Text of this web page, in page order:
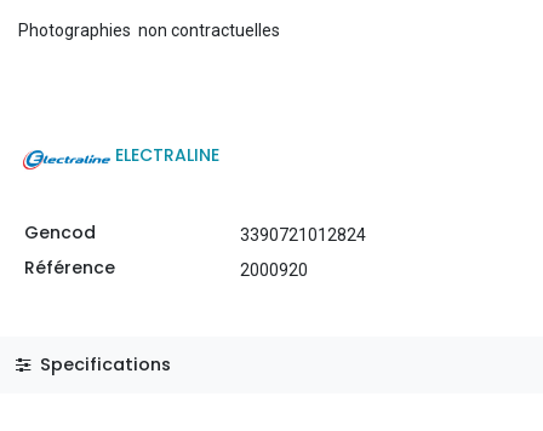
Photographies non contractuelles
ELECTRALINE
Gencod 3390721012824
Référence 2000920
Specifications